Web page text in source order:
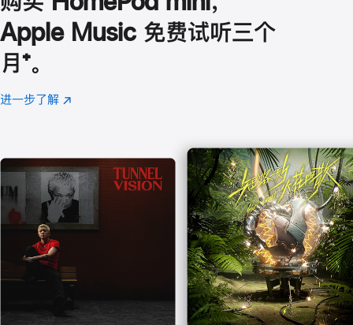
Apple Music 免费试听三个
月 脚
注
⁺。
进一步了解 Apple
(在
口
中
打
开)